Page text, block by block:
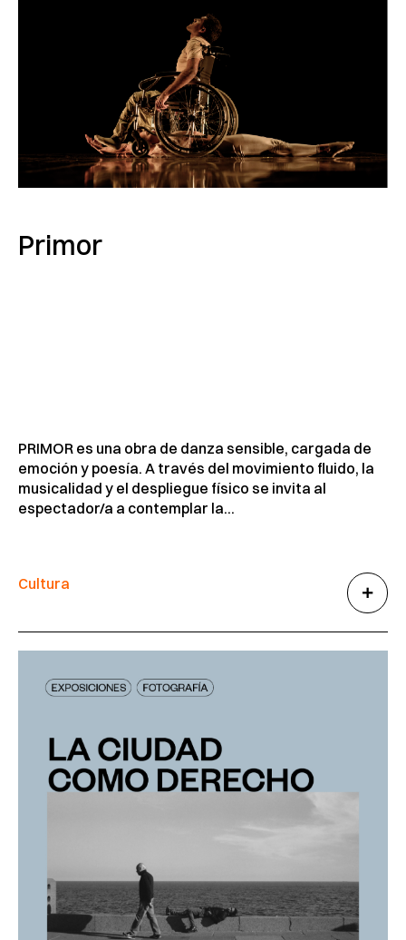
Primor
PRIMOR es una obra de danza sensible, cargada de
emoción y poesía. A través del movimiento fluido, la
musicalidad y el despliegue físico se invita al
espectador/a a contemplar la...
Cultura